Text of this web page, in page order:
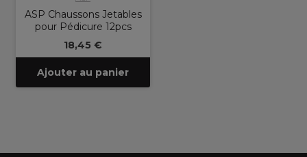
ASP Chaussons Jetables
pour Pédicure 12pcs
18,45 €
Ajouter au panier